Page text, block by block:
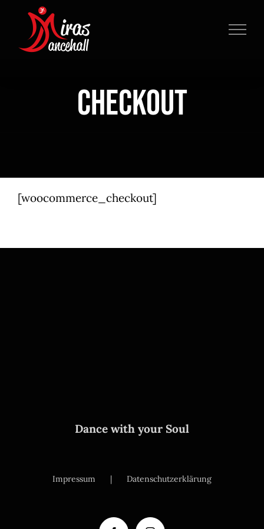
springen
Checkout
[woocommerce_checkout]
Dance with your Soul
Impressum Datenschutzerklärung